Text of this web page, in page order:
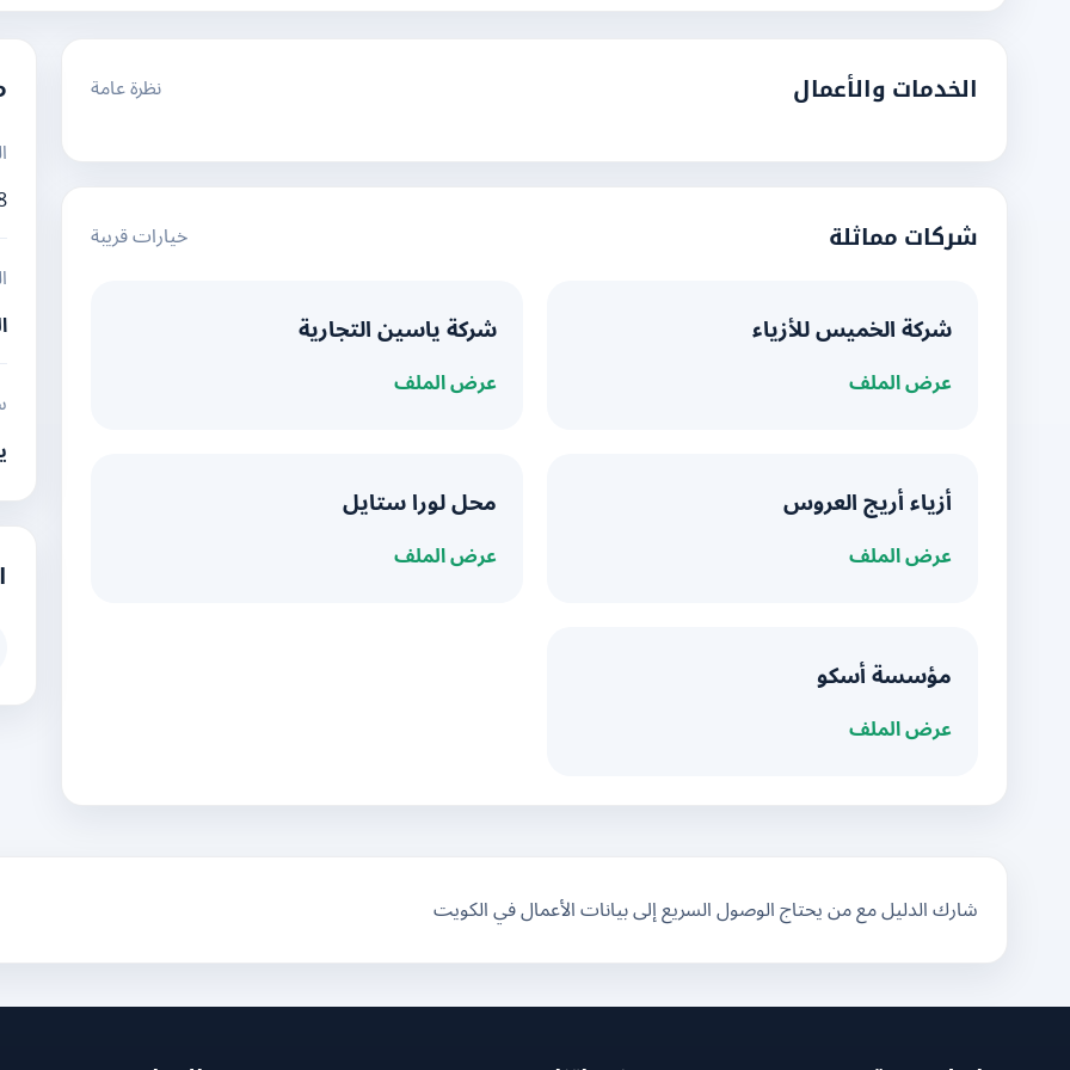
الخدمات والأعمال نظرة عامة
شركات مماثلة خيارات قريبة
شركة الخميس للأزياء
عرض الملف
شركة ياسين التجارية
عرض الملف
أزياء أريج العروس
عرض الملف
محل لورا ستايل
عرض الملف
مؤسسة أسكو
عرض الملف
شارك الدليل مع من يحتاج الوصول السريع إلى بيانات الأعمال في الكويت